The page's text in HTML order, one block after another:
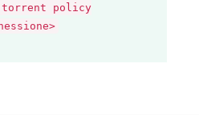
torrent policy